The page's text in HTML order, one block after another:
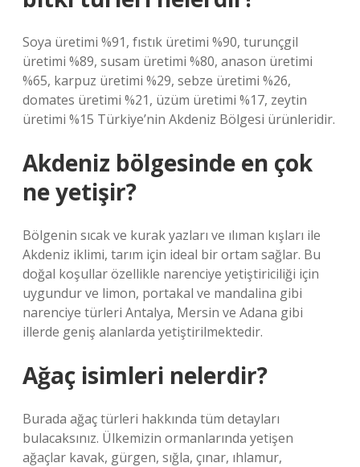
Soya üretimi %91, fıstık üretimi %90, turunçgil
üretimi %89, susam üretimi %80, anason üretimi
%65, karpuz üretimi %29, sebze üretimi %26,
domates üretimi %21, üzüm üretimi %17, zeytin
üretimi %15 Türkiye’nin Akdeniz Bölgesi ürünleridir.
Akdeniz bölgesinde en çok
ne yetişir?
Bölgenin sıcak ve kurak yazları ve ılıman kışları ile
Akdeniz iklimi, tarım için ideal bir ortam sağlar. Bu
doğal koşullar özellikle narenciye yetiştiriciliği için
uygundur ve limon, portakal ve mandalina gibi
narenciye türleri Antalya, Mersin ve Adana gibi
illerde geniş alanlarda yetiştirilmektedir.
Ağaç isimleri nelerdir?
Burada ağaç türleri hakkında tüm detayları
bulacaksınız. Ülkemizin ormanlarında yetişen
ağaçlar kavak, gürgen, sığla, çınar, ıhlamur,